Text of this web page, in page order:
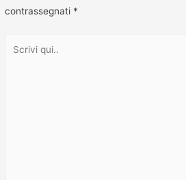
contrassegnati *